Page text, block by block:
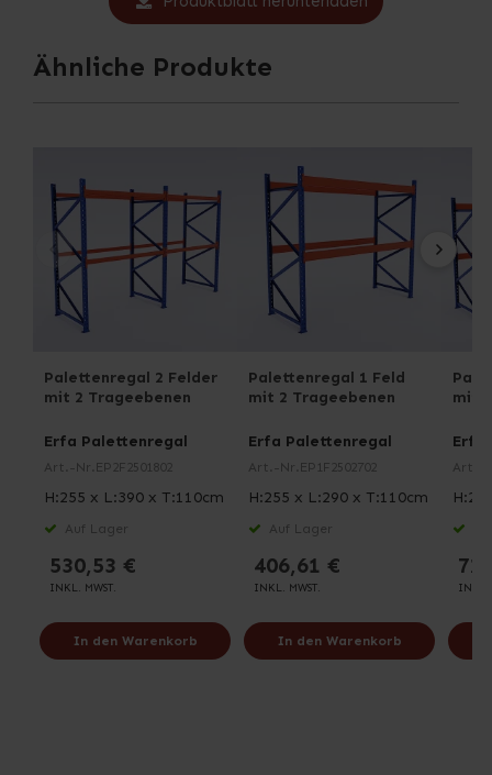
Ähnliche Produkte
Palettenregal 2 Felder
mit 2 Trageebenen
Erfa Palettenregal
Art.-Nr. EP2F2501802
H:255 x L:390 x T:110cm
Auf Lager
530,53 €
INKL. MWST.
In den Warenkorb
Palettenregal 1 Feld
mit 2 Trageebenen
Erfa Palettenregal
Art.-Nr. EP1F2502702
H:255 x L:290 x T:110cm
Auf Lager
406,61 €
INKL. MWST.
In den Warenkorb
mit
Erfa
Art.-
INKL.